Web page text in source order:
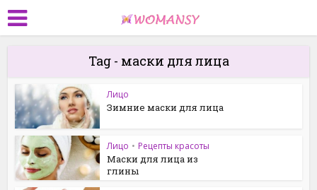
Tag - маски для лица
Лицо
Зимние маски для лица
Лицо • Рецепты красоты
Маски для лица из
глины